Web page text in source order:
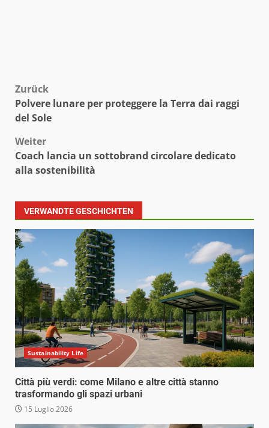
Beitragsnavigation
Zurück
Polvere lunare per proteggere la Terra dai raggi
del Sole
Weiter
Coach lancia un sottobrand circolare dedicato
alla sostenibilità
VERWANDTE GESCHICHTEN
Sustainability Life
Città più verdi: come Milano e altre città stanno
trasformando gli spazi urbani
15 Luglio 2026